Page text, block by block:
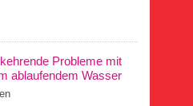
heute mehr Strategie
Probleme mit
ablaufendem Wasser